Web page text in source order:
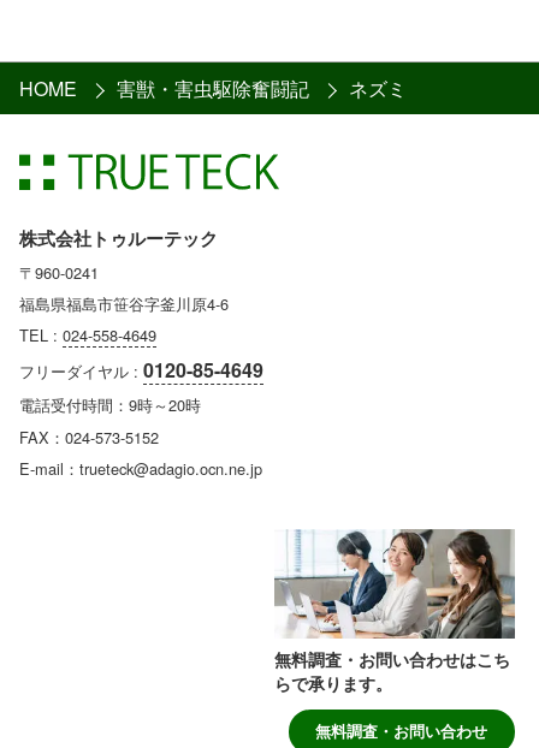
HOME 害獣・害虫駆除奮闘記 ネズミ
株式会社トゥルーテック
〒960-0241
福島県福島市笹谷字釜川原4-6
TEL : 024-558-4649
フリーダイヤル : 0120-85-4649
電話受付時間：9時～20時
FAX：024-573-5152
E-mail：trueteck@adagio.ocn.ne.jp
無料調査・お問い合わせはこち
らで承ります。
無料調査・お問い合わせ